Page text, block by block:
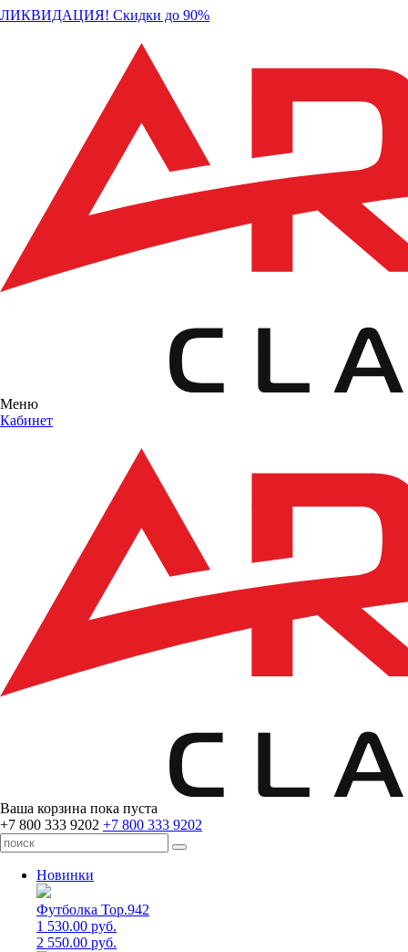
ЛИКВИДАЦИЯ! Скидки до 90%
Меню
Кабинет
Ваша корзина пока пуста
+7 800 333 9202 +7 800 333 9202
Новинки
Футболка Top.942
1 530.00 руб.
2 550.00 руб.